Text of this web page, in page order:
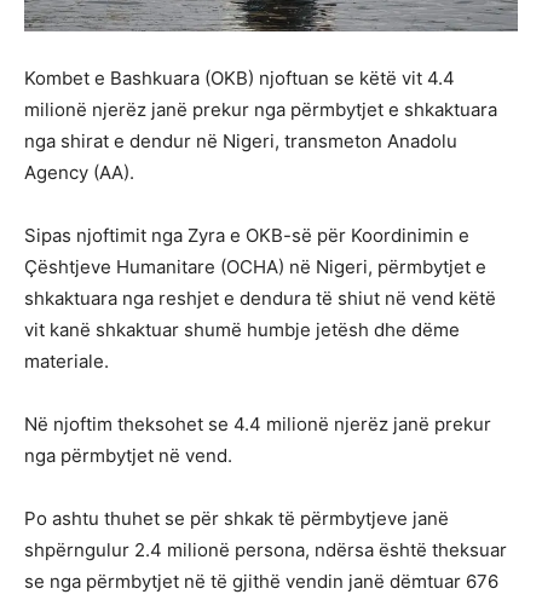
Kombet e Bashkuara (OKB) njoftuan se këtë vit 4.4
milionë njerëz janë prekur nga përmbytjet e shkaktuara
nga shirat e dendur në Nigeri, transmeton Anadolu
Agency (AA).
Sipas njoftimit nga Zyra e OKB-së për Koordinimin e
Çështjeve Humanitare (OCHA) në Nigeri, përmbytjet e
shkaktuara nga reshjet e dendura të shiut në vend këtë
vit kanë shkaktuar shumë humbje jetësh dhe dëme
materiale.
Në njoftim theksohet se 4.4 milionë njerëz janë prekur
nga përmbytjet në vend.
Po ashtu thuhet se për shkak të përmbytjeve janë
shpërngulur 2.4 milionë persona, ndërsa është theksuar
se nga përmbytjet në të gjithë vendin janë dëmtuar 676